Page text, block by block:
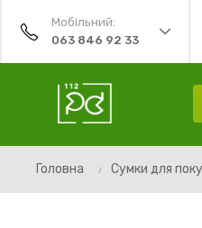
Мобільний:
063 846 92 33
Головна Сумки для